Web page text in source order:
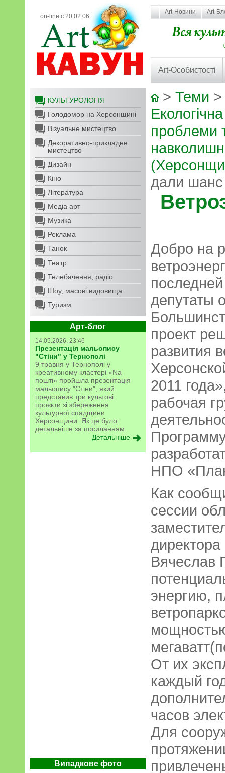
on-line с 20.02.06
Art-Новини Art-
Art-Особистості
КУЛЬТУРОЛОГІЯ
Голодомор на Херсонщині
Візуальне мистецтво
Декоративно-прикладне
мистецтво
Дизайн
Кіно
Література
Медіа арт
Музика
Реклама
Танок
Театр
Телебачення, радіо
Шоу, масові видовища
Туризм
Арт-блог
14.05.2026, 23:46
Презентація мальопису
"Стіни" у Тернополі
9 травня у Тернополі у
креативному кластері «Na
пошті» пройшла презентація
мальопису "Стіни", який
представив три культові
проєкти зі збереження
культурної спадщини
Херсонщини. Як це було:
детальніше за посиланням.
Детальніше
Випадкове фото
> Теми
проблеми
дали шанс
Добро на
депутаты
проект
развития
2011
рабочая
НПО
Как
сессии
Вячеслав
энергию,
От их
каждый
часов
Для